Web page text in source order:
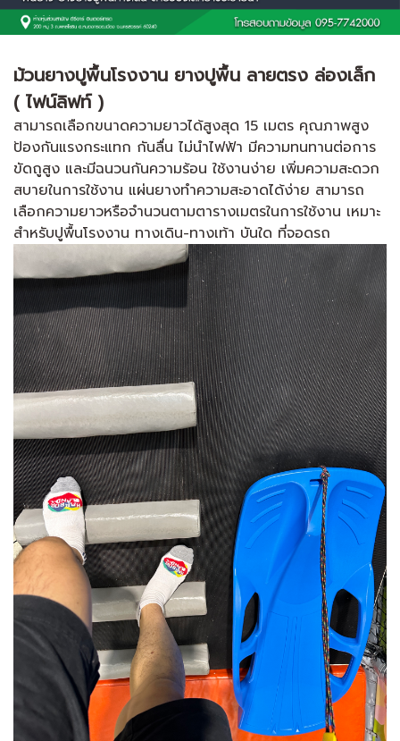
ม้วนยางปูพื้นโรงงาน ยางปูพื้น ลายตรง ล่องเล็ก
( ไฟน์ลิฟท์ )
สามารถเลือกขนาดความยาวได้สูงสุด 15 เมตร คุณภาพสูง
ป้องกันแรงกระแทก กันลื่น ไม่นำไฟฟ้า มีความทนทานต่อการ
ขัดถูสูง และมีฉนวนกันความร้อน ใช้งานง่าย เพิ่มความสะดวก
สบายในการใช้งาน แผ่นยางทำความสะอาดได้ง่าย สามารถ
เลือกความยาวหรือจำนวนตามตารางเมตรในการใช้งาน เหมาะ
สำหรับปูพื้นโรงงาน ทางเดิน-ทางเท้า บันใด ที่จอดรถ